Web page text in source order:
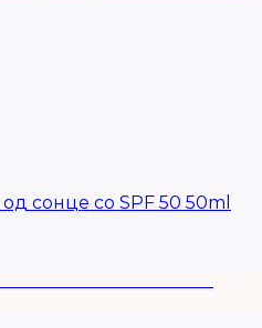
сонце со SPF 50 50ml